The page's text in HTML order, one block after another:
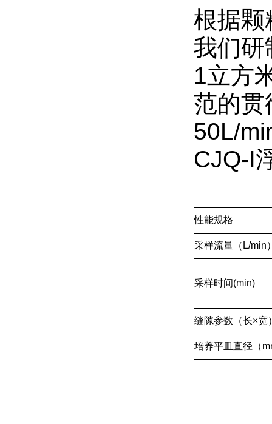
根据颗
我们研
1立方
范的贯
性能规格
采样流量（L/min
采样时间(min)
缝隙参数（长×宽
培养平皿直径（